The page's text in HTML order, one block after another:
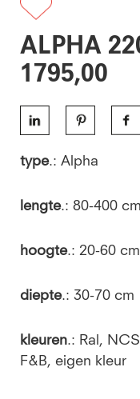
ALPHA
1795,00
type.: Alpha
lengte.: 80-400
hoogte.: 20-60 cm
diepte.: 30-70 cm
kleuren.: Ral,
F&B, eigen kleur